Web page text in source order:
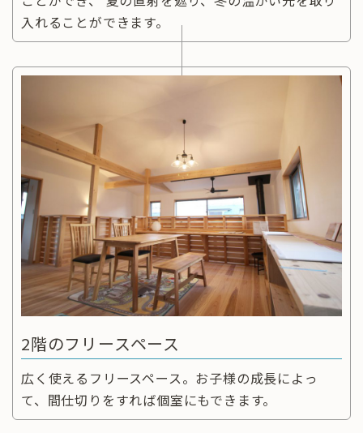
入れることができます。
2階のフリースペース
広く使えるフリースペース。お子様の成長によっ
て、間仕切りをすれば個室にもできます。